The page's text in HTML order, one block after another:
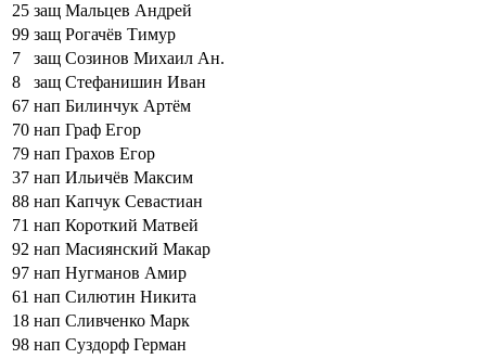
25 защ Мальцев Андрей
99 защ Рогачёв Тимур
7
защ Созинов Михаил Ан.
8
защ Стефанишин Иван
67 нап Билинчук Артём
70 нап Граф Егор
79 нап Грахов Егор
37 нап Ильичёв Максим
88 нап Капчук Севастиан
71 нап Короткий Матвей
92 нап Масиянский Макар
97 нап Нугманов Амир
61 нап Силютин Никита
18 нап Сливченко Марк
98 нап Суздорф Герман